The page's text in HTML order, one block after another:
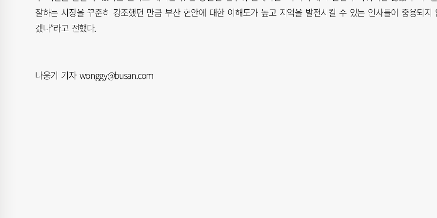
잘하는 시장을 꾸준히 강조했던 만큼 부산 현안에 대한 이해도가 높고 지역을 발전시킬 수 있는 인사들이 중용되지
겠나”라고 전했다.
나웅기 기자 wonggy@busan.com